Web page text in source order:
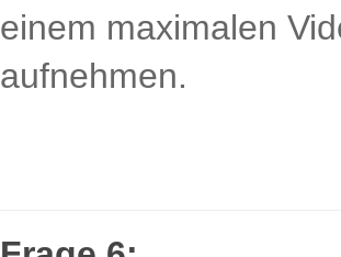
einem maximalen
aufnehmen.